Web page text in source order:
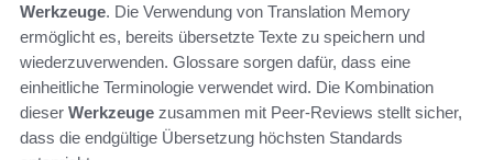
Werkzeuge. Die Verwendung von Translation Memory
ermöglicht es, bereits übersetzte Texte zu speichern und
wiederzuverwenden. Glossare sorgen dafür, dass eine
einheitliche Terminologie verwendet wird. Die Kombination
dieser Werkzeuge zusammen mit Peer-Reviews stellt sicher,
dass die endgültige Übersetzung höchsten Standards